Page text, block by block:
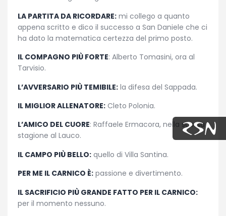
LA PARTITA DA RICORDARE: mi collego a quanto
appena scritto e dico il successo a San Daniele che ci
ha dato la matematica certezza del primo posto.
IL COMPAGNO PIÙ FORTE: Alberto Tomasini, ora al
Tarvisio.
L’AVVERSARIO PIÙ TEMIBILE: la difesa del Sappada.
IL MIGLIOR ALLENATORE: Cleto Polonia.
L’AMICO DEL CUORE: Raffaele Ermacora, nella scorsa
stagione al Lauco.
IL CAMPO PIÙ BELLO: quello di Villa Santina.
PER ME IL CARNICO È: passione e divertimento.
IL SACRIFICIO PIÙ GRANDE FATTO PER IL CARNICO:
per il momento nessuno.